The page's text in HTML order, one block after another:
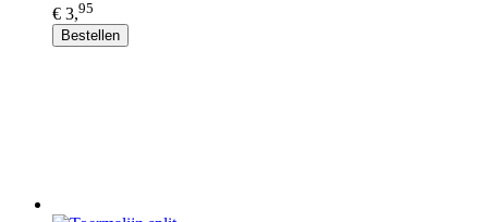
€ 3,95
Bestellen